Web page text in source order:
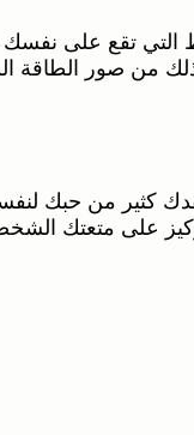
تقع على نفسك
من صور الطاقة
كثير من حبك
على متعتك